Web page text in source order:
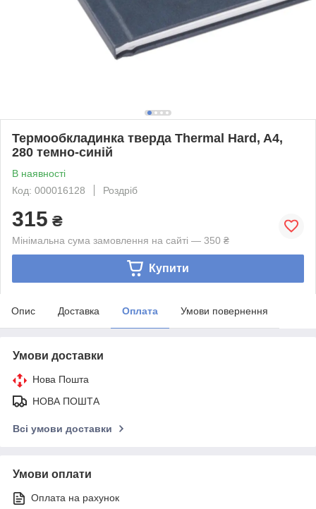
Термообкладинка тверда Thermal Hard, A4,
280 темно-синій
В наявності
Код: 000016128
Роздріб
315 ₴
Мінімальна сума замовлення на сайті — 350 ₴
Купити
Опис Доставка Оплата Умови повернення
Умови доставки
Нова Пошта
НОВА ПОШТА
Всі умови доставки
Умови оплати
Оплата на рахунок